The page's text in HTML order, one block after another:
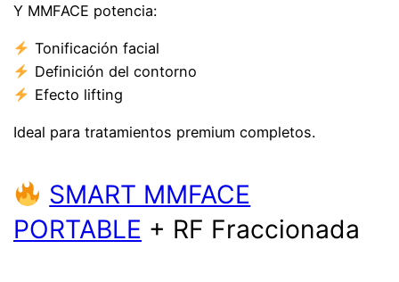
Y MMFACE potencia:
Tonificación facial
Definición del contorno
Efecto lifting
Ideal para tratamientos premium completos.
SMART MMFACE
PORTABLE + RF Fraccionada